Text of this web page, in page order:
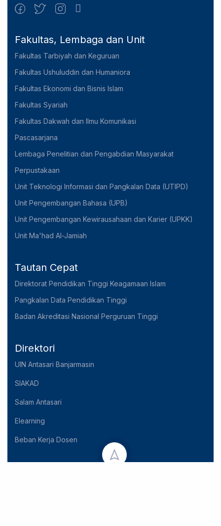
Fakultas, Lembaga dan Unit
Fakultas Tarbiyah dan Keguruan
Fakultas Ushuluddin dan Humaniora
Fakultas Ekonomi dan Bisnis Islam
Fakultas Syariah
Fakultas Dakwah dan Ilmu Komunikasi
Pascasarjana
Lembaga Penelitian dan Pengabdian Masyarakat
Perpustakaan
Unit Teknologi Informasi dan Pangkalan Data (UTIPD)
Unit Pengembangan Bahasa (UPB)
Unit Pengembangan Kewirausahaan dan Karier (UPKK)
Unit Ma'had Al-Jamiah
Tautan Cepat
Direktorat Pendidikan Tinggi Keagamaan Islam
Pangkalan Data Pendidikan Tinggi
Badan Akreditasi Nasional Perguruan Tinggi
Direktori
UIN Antasari Banjarmasin
SIAKAD
Salam Antasari
Elearning
Beban Kerja Dosen